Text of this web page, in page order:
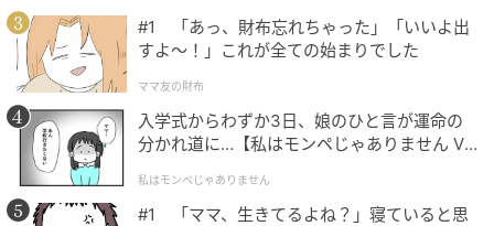
家を飛び出してしまいました。これまでの思い出がす
べて崩れ去るような衝撃でしたが、同時に、経営の基
本である決算書すら読めない夫を後継者にしなくてよ
かったと、心のどこかで安堵する自分もいました。
後日、夫から離婚届が送られてきました。その後、協
議を経て、私たちは離婚しました。
#1 「あっ、財布忘れちゃった」「いいよ出
すよ〜！」これが全ての始まりでした
ママ友の財布
入学式からわずか3日、娘のひと言が運命の
分かれ道に…【私はモンペじゃありません Vo
私はモンペじゃありません
#1 「ママ、生きてるよね？」寝ていると思